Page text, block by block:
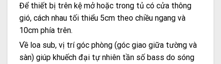
Để thiết bị trên kệ mở hoặc trong tủ có cửa thông
gió, cách nhau tối thiểu 5cm theo chiều ngang và
10cm phía trên.
Về loa sub, vị trí góc phòng (góc giao giữa tường và
sàn) giúp khuếch đại tự nhiên tần số bass do sóng